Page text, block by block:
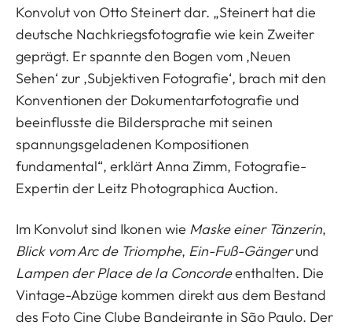
Konvolut von Otto Steinert dar. „Steinert hat die
deutsche Nachkriegsfotografie wie kein Zweiter
geprägt. Er spannte den Bogen vom ‚Neuen
Sehen‘ zur ‚Subjektiven Fotografie‘, brach mit den
Konventionen der Dokumentarfotografie und
beeinflusste die Bildersprache mit seinen
spannungsgeladenen Kompositionen
fundamental“, erklärt Anna Zimm, Fotografie-
Expertin der Leitz Photographica Auction.
Im Konvolut sind Ikonen wie Maske einer Tänzerin,
Blick vom Arc de Triomphe, Ein-Fuß-Gängerund
Lampen der Place de la Concordeenthalten. Die
Vintage-Abzüge kommen direkt aus dem Bestand
des Foto Cine Clube Bandeirante in São Paulo. Der